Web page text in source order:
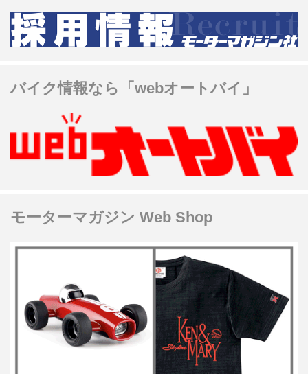
バイク情報なら「webオートバイ」
モーターマガジン Web Shop